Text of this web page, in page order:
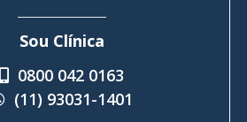
Sou Clínica
0800 042 0163
(11) 93031-1401